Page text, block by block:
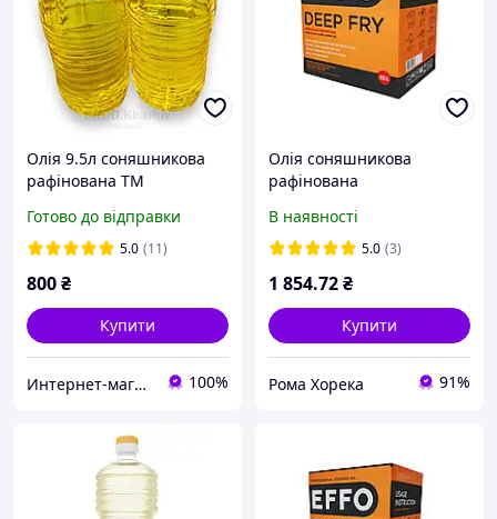
Олія 9.5л соняшникова
рафінована ТМ
Готово до відправки
5.0 (11)
800₴
Купити
Интернет-магазин "ОРЕХ" 100%
Олія соняшникова
рафінована
DEEP FRY, 15 л
В наявності
5.0 (3)
1 854.72₴
Купити
Рома Хорека 91%